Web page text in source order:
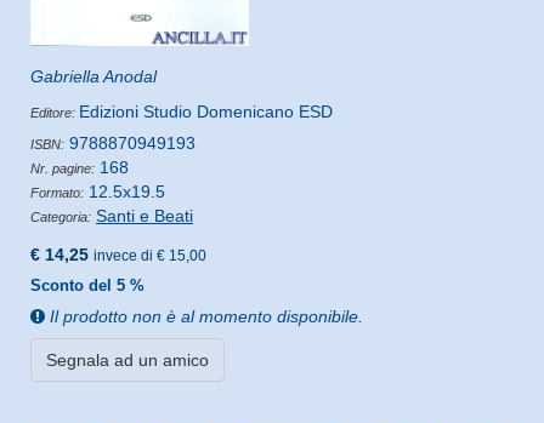
Gabriella Anodal
Editore: Edizioni Studio Domenicano ESD
ISBN: 9788870949193
Nr. pagine: 168
Formato: 12.5x19.5
Categoria: Santi e Beati
€ 14,25 invece di € 15,00
Sconto del 5 %
Il prodotto non è al momento disponibile.
Segnala ad un amico